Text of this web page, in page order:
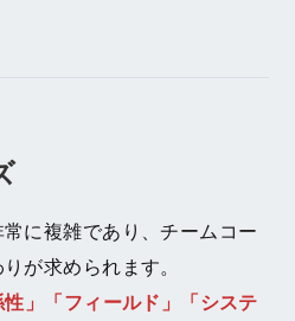
に複雑であり、チームコー
が求められます。
性」「フィールド」「システ